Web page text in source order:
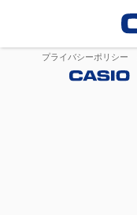
プライバシーポリシー